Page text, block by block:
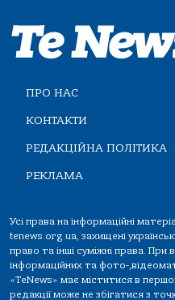
ПРО НАС
КОНТАКТИ
РЕДАКЦІЙНА ПОЛІТИКА
РЕКЛАМА
Усі права на інформаційні
tenews.org.ua, захищені
право та інші суміжні права. При
інформаційних та фото-
«TeNews» має міститися в
редакції може не збігатися з